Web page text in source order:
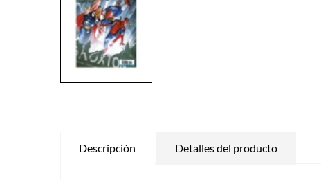
Descripción Detalles del producto